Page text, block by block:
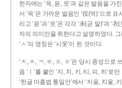
한자에는 ‘윽, 읃, 읏’과 같은 발음을 가
서 ‘윽’은 가까운 발음인 ‘役(역)’으로 표
리고 ‘읃’과 ‘읏’은 각각 ‘末(귿 말)’과 ‘
자의 의미만을 취한다고 설명하였다. 그
‘ㅅ’의 명칭은 ‘시옷’이 된 것이다.
‘ㅈ, ㅊ, ㅋ, ㅌ, ㅍ, ㅎ’은 당시 종성으로
음 ‘ㅣ’를 붙인 ‘지, 치, 키, 티, 피, 히’로
‘한글 마춤법 통일안’에서 ‘지읒, 치읓,